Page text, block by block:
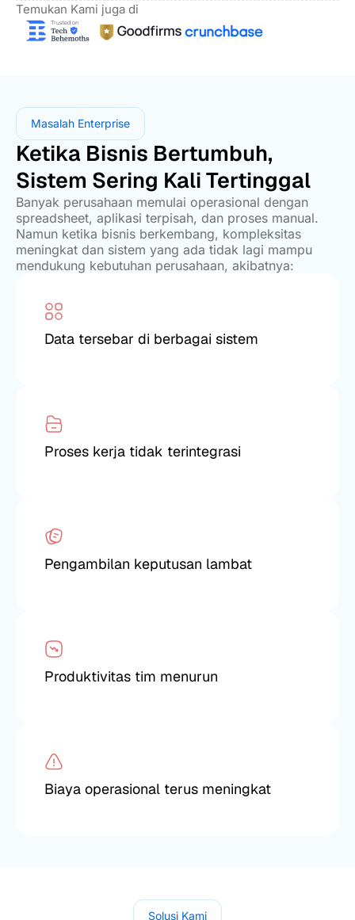
Temukan Kami juga di
Masalah Enterprise
Ketika Bisnis Bertumbuh,
Sistem Sering Kali Tertinggal
Banyak perusahaan memulai operasional dengan
spreadsheet, aplikasi terpisah, dan proses manual.
Namun ketika bisnis berkembang, kompleksitas
meningkat dan sistem yang ada tidak lagi mampu
mendukung kebutuhan perusahaan, akibatnya:
Data tersebar di berbagai sistem
Proses kerja tidak terintegrasi
Pengambilan keputusan lambat
Produktivitas tim menurun
Biaya operasional terus meningkat
Solusi Kami